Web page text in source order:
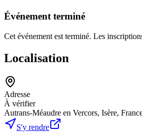
Événement terminé
Cet événement est terminé. Les
Localisation
Adresse
À vérifier
Autrans-Méaudre en Vercors, Isère,
S'y rendre